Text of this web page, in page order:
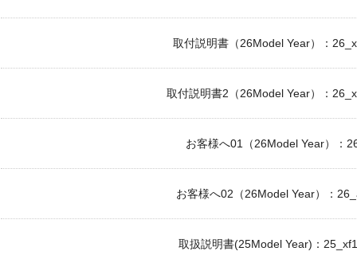
取付説明書（26Model Year）：
取付説明書2（26Model Year）：
お客様へ01（26Model Year）：
お客様へ02（26Model Year）：
取扱説明書(25Model Year)：